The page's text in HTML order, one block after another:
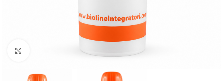
Clicca per ingrandire